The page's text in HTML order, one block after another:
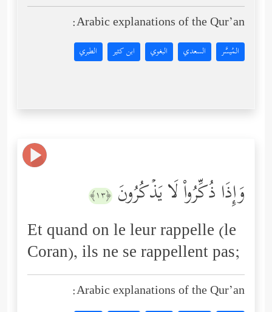
Arabic explanations of the Qur’an:
المُيسَّر السعدي البغوي ابن كثير الطبري
وَإِذَا ذُكِّرُواْ لَا یَذۡكُرُونَ ﴿١٣﴾
Et quand on le leur rappelle (le
Coran), ils ne se rappellent pas;
Arabic explanations of the Qur’an: